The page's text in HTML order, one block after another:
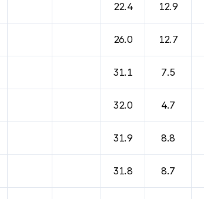
22.4 12.9
26.0 12.7
31.1 7.5
32.0 4.7
31.9 8.8
31.8 8.7